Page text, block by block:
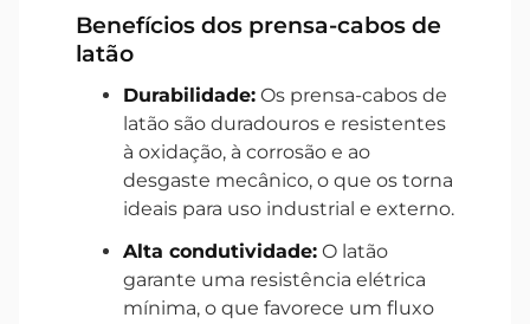
Benefícios dos prensa-cabos de
latão
Durabilidade: Os prensa-cabos de
latão são duradouros e resistentes
à oxidação, à corrosão e ao
desgaste mecânico, o que os torna
ideais para uso industrial e externo.
Alta condutividade: O latão
garante uma resistência elétrica
mínima, o que favorece um fluxo